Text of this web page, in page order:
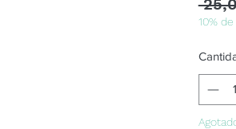
10%